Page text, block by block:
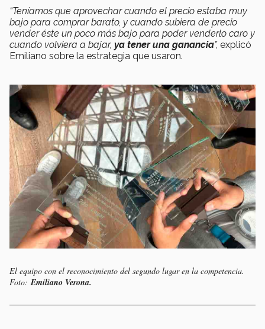
“Teníamos que aprovechar cuando el precio estaba muy
bajo para comprar barato, y cuando subiera de precio
vender éste un poco más bajo para poder venderlo caro y
cuando volviera a bajar, ya tener una ganancia”, explicó
Emiliano sobre la estrategia que usaron.
El equipo con el reconocimiento del segundo lugar en la competencia.
Foto:Emiliano Verona.